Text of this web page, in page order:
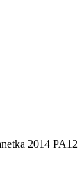
2014 PA12